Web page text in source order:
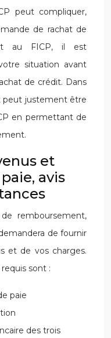
peut compliquer,
de rachat de
au FICP, il est
situation avant
de crédit. Dans
peut justement être
en permettant de
et
avis
remboursement,
de fournir
et de vos charges.
sont :
paie
des trois